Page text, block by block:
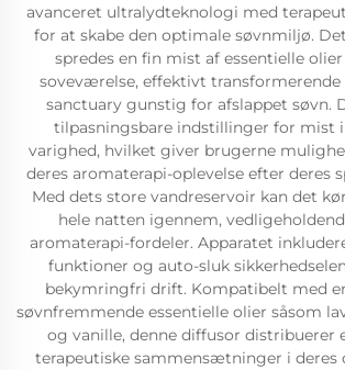
avanceret ultralydteknologi med
for at skabe den optimale søvnmiljø.
spredes en fin mist af essentielle
soveværelse, effektivt
sanctuary gunstig for afslappet søvn.
tilpasningsbare indstillinger for mist
varighed, hvilket giver brugerne
deres aromaterapi-oplevelse efter deres
Med dets store vandreservoir kan det
hele natten igennem,
aromaterapi-fordeler. Apparatet
funktioner og auto-sluk
bekymringfri drift. Kompatibelt med
søvnfremmende essentielle olier såsom
og vanille, denne diffusor distribuerer
terapeutiske sammensætninger i deres